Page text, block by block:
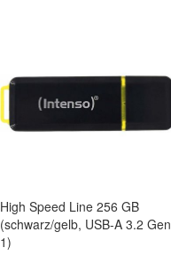
High Speed Line 256 GB
(schwarz/gelb, USB-A 3.2 Gen
1)